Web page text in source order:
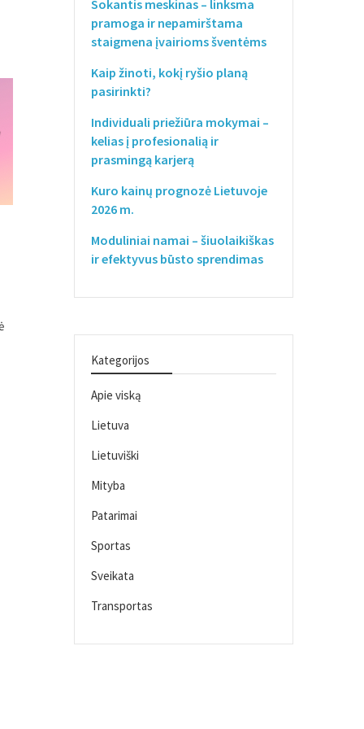
Sokantis meskinas – linksma
pramoga ir nepamirštama
staigmena įvairioms šventėms
Kaip žinoti, kokį ryšio planą
pasirinkti?
Individuali priežiūra mokymai –
kelias į profesionalią ir
prasmingą karjerą
Kuro kainų prognozė Lietuvoje
2026 m.
Moduliniai namai – šiuolaikiškas
ir efektyvus būsto sprendimas
Kategorijos
Apie viską
Lietuva
Lietuviški
Mityba
Patarimai
Sportas
Sveikata
Transportas